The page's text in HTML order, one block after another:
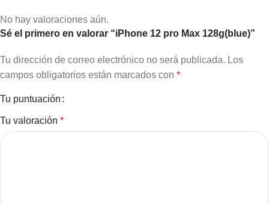
No hay valoraciones aún.
Sé el primero en valorar “iPhone 12 pro Max 128g(blue)”
Tu dirección de correo electrónico no será publicada. Los
campos obligatorios están marcados con *
Tu puntuación
Tu valoración *